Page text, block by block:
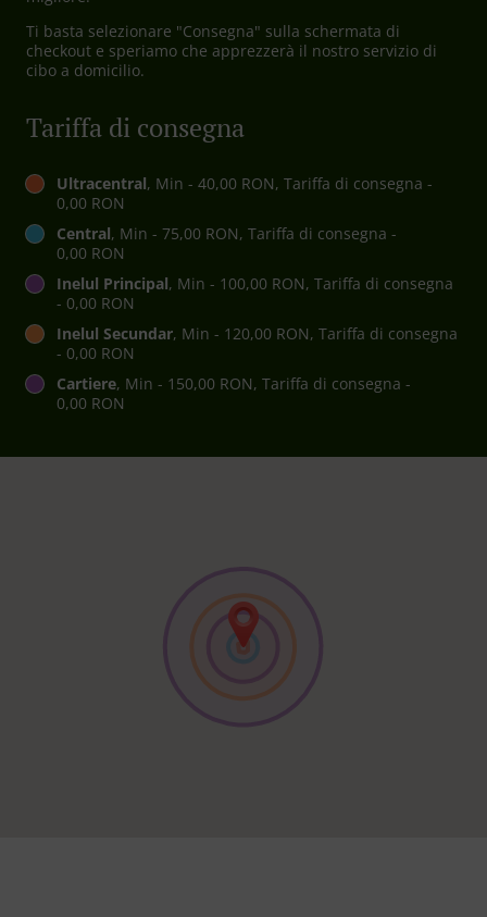
Ti basta selezionare "Consegna" sulla schermata di
checkout e speriamo che apprezzerà il nostro servizio di
cibo a domicilio.
Tariffa di consegna
Ultracentral, Min - 40,00 RON, Tariffa di consegna -
0,00 RON
Central, Min - 75,00 RON, Tariffa di consegna -
0,00 RON
Inelul Principal, Min - 100,00 RON, Tariffa di consegna
- 0,00 RON
Inelul Secundar, Min - 120,00 RON, Tariffa di consegna
- 0,00 RON
Cartiere, Min - 150,00 RON, Tariffa di consegna -
0,00 RON